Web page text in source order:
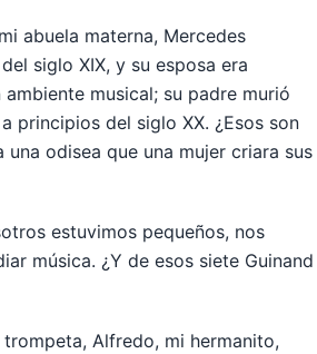
abuela materna, Mercedes
siglo XIX, y su esposa era
musical; su padre murió
principios del siglo XX. ¿Esos son
odisea que una mujer criara sus
estuvimos pequeños, nos
música. ¿Y de esos siete Guinand
Alfredo, mi hermanito,